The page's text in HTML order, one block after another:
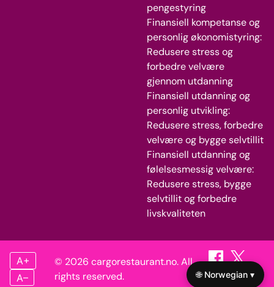
pengestyring
Finansiell kompetanse og
personlig økonomistyring:
Redusere stress og
forbedre velvære
gjennom utdanning
Finansiell utdanning og
personlig utvikling:
Redusere stress, forbedre
velvære og bygge selvtillit
Finansiell utdanning og
følelsesmessig velvære:
Redusere stress, bygge
selvtillit og forbedre
livskvaliteten
A+
A–
© 2026 cargorestaurant.no. All
rights reserved.
🌐 Norwegian ▾